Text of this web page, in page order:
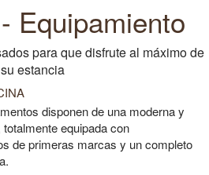
Equipamiento
para que disfrute al máximo de
su estancia
disponen de una moderna y
equipada con
de primeras marcas y un completo